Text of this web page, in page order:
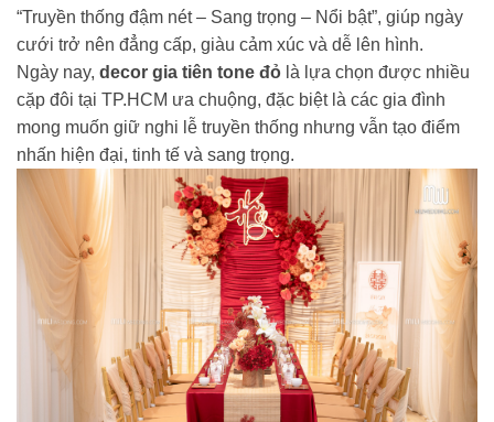
“Truyền thống đậm nét – Sang trọng – Nổi bật”, giúp ngày
cưới trở nên đẳng cấp, giàu cảm xúc và dễ lên hình.
Ngày nay, decor gia tiên tone đỏ là lựa chọn được nhiều
cặp đôi tại TP.HCM ưa chuộng, đặc biệt là các gia đình
mong muốn giữ nghi lễ truyền thống nhưng vẫn tạo điểm
nhấn hiện đại, tinh tế và sang trọng.